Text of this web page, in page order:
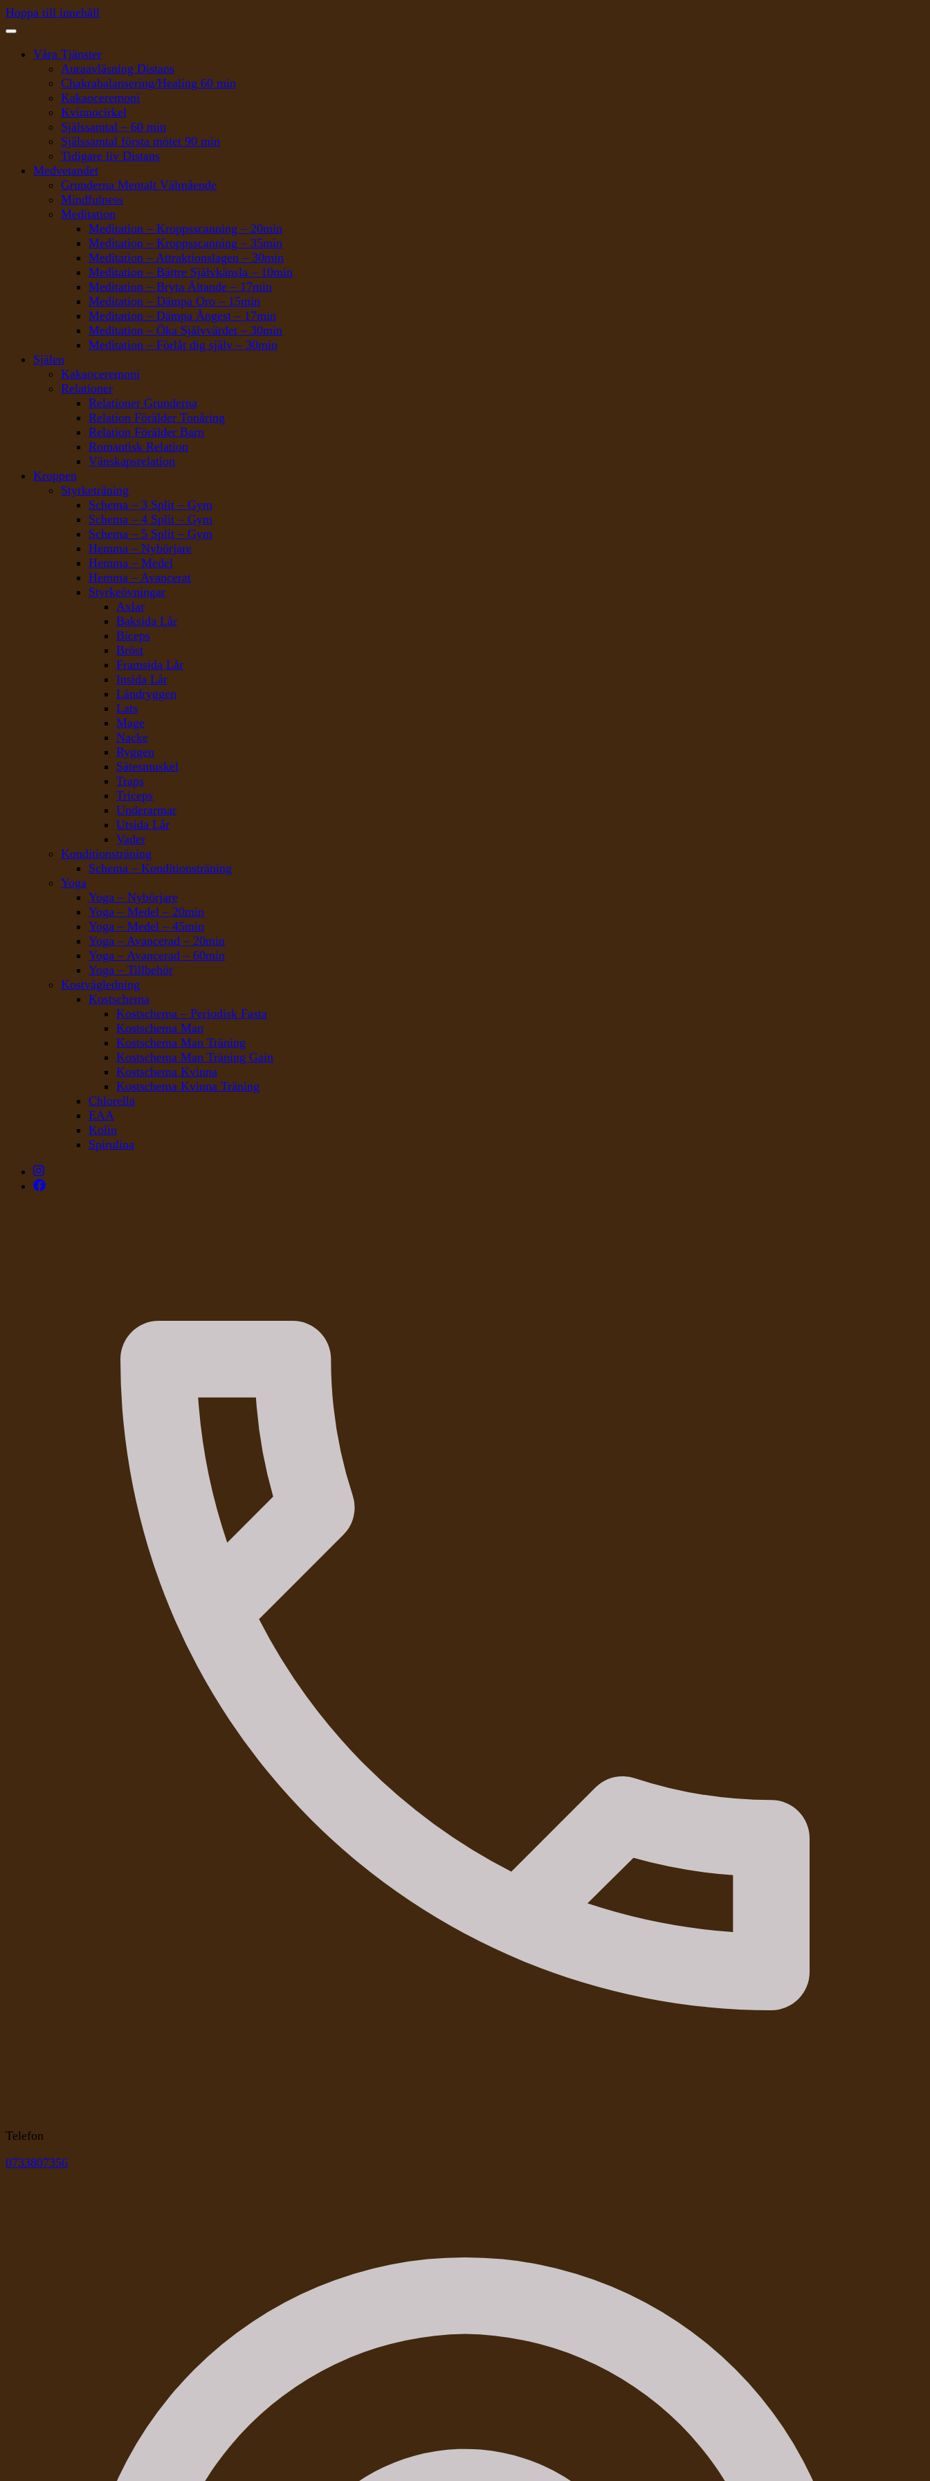
Hoppa till innehåll
Våra Tjänster
Auraavläsning Distans
Chakrabalansering/Healing 60 min
Kakaoceremoni
Kvinnocirkel
Själssamtal – 60 min
Själssamtal första mötet 90 min
Tidigare liv Distans
Medvetandet
Grunderna Mentalt Välmående
Mindfulness
Meditation
Meditation – Kroppsscanning – 20min
Meditation – Kroppsscanning – 35min
Meditation – Attraktionslagen – 30min
Meditation – Bättre Självkänsla – 10min
Meditation – Bryta Ältande – 17min
Meditation – Dämpa Oro – 15min
Meditation – Dämpa Ångest – 17min
Meditation – Öka Självvärdet – 30min
Meditation – Förlåt dig själv – 30min
Själen
Kakaoceremoni
Relationer
Relationer Grunderna
Relation Förälder Tonåring
Relation Förälder Barn
Romantisk Relation
Vänskapsrelation
Kroppen
Styrketräning
Schema – 3 Split – Gym
Schema – 4 Split – Gym
Schema – 5 Split – Gym
Hemma – Nybörjare
Hemma – Medel
Hemma – Avancerat
Styrkeövningar
Axlar
Baksida Lår
Biceps
Bröst
Framsida Lår
Insida Lår
Ländryggen
Lats
Mage
Nacke
Ryggen
Sätesmuskel
Traps
Triceps
Underarmar
Utsida Lår
Vader
Konditionsträning
Schema – Konditionsträning
Yoga
Yoga – Nybörjare
Yoga – Medel – 20min
Yoga – Medel – 45min
Yoga – Avancerad – 20min
Yoga – Avancerad – 60min
Yoga – Tillbehör
Kostvägledning
Kostschema
Kostschema – Periodisk Fasta
Kostschema Man
Kostschema Man Träning
Kostschema Man Träning Gain
Kostschema Kvinna
Kostschema Kvinna Träning
Chlorella
EAA
Kolin
Spirulina
Telefon
0733807356